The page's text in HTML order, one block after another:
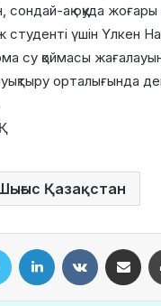
сондай-ақ оқуда жоғары
үшін Үлкен
су қоймасы
орталығында
Қазақстан